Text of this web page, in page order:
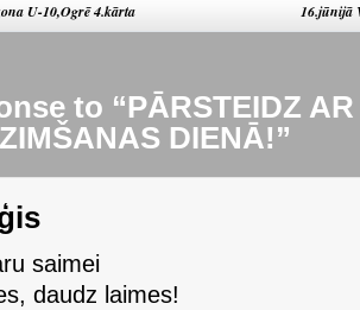
U-10,Ogrē 4.kārta 16.jūnijā
to “PĀRSTEIDZ
DIENĀ!”
saimei
daudz laimes!